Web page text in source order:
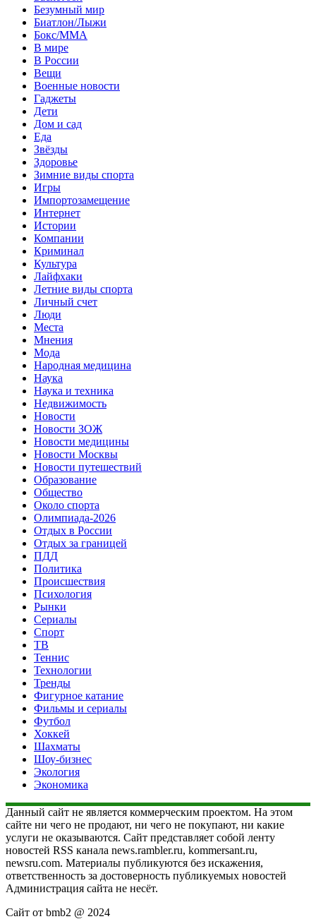
Безумный мир
Биатлон/Лыжи
Бокс/MMA
В мире
В России
Вещи
Военные новости
Гаджеты
Дети
Дом и сад
Еда
Звёзды
Здоровье
Зимние виды спорта
Игры
Импортозамещение
Интернет
Истории
Компании
Криминал
Культура
Лайфхаки
Летние виды спорта
Личный счет
Люди
Места
Мнения
Мода
Народная медицина
Наука
Наука и техника
Недвижимость
Новости
Новости ЗОЖ
Новости медицины
Новости Москвы
Новости путешествий
Образование
Общество
Около спорта
Олимпиада-2026
Отдых в России
Отдых за границей
ПДД
Политика
Происшествия
Психология
Рынки
Сериалы
Спорт
ТВ
Теннис
Технологии
Тренды
Фигурное катание
Фильмы и сериалы
Футбол
Хоккей
Шахматы
Шоу-бизнес
Экология
Экономика
Данный сайт не является коммерческим проектом. На этом
сайте ни чего не продают, ни чего не покупают, ни какие
услуги не оказываются. Сайт представляет собой ленту
новостей RSS канала news.rambler.ru, kommersant.ru,
newsru.com. Материалы публикуются без искажения,
ответственность за достоверность публикуемых новостей
Администрация сайта не несёт.
Сайт от bmb2 @ 2024